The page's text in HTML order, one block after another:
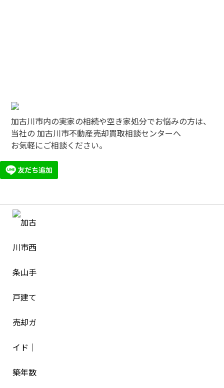
加古川市内の実家の相続や空き家処分でお悩みの方は、
当社の 加古川市不動産売却買取相談センターへ
お気軽にご相談ください。